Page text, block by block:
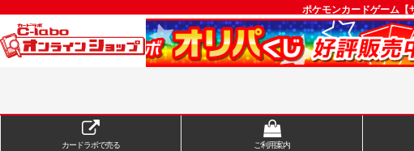
ポケモンカードゲーム
カードラボで売る ご利用案内